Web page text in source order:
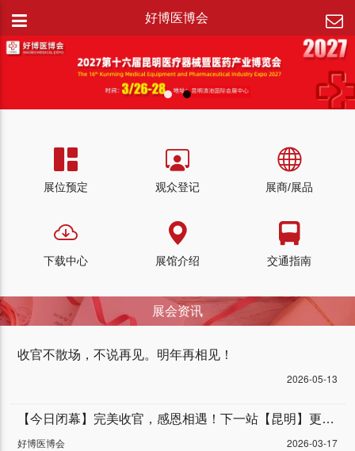
好博医博会
展位预定 观众登记 展商/展品
下载中心 展馆介绍 交通指南
展会资讯
收官不散场，不说再见。明年再相见！
2026-05-13
【今日闭幕】完美收官，感恩相遇！下一站【昆明】更精彩。
好博医博会
2026-03-17